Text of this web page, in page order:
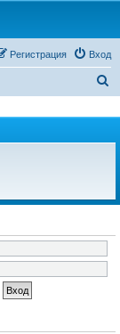
Вход
Регистрация
с